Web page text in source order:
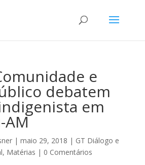
e
debatem
em
AM
| maio 29, 2018 | GT Diálogo e
, Matérias | 0 Comentários